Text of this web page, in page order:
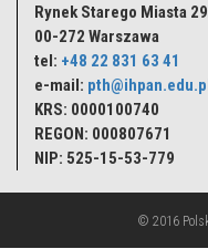
Rynek Starego Miasta
00-272 Warszawa
tel: +48 22 831 63 41
e-mail:
KRS: 0000100740
REGON: 000807671
NIP: 525-15-53-779
© 2016